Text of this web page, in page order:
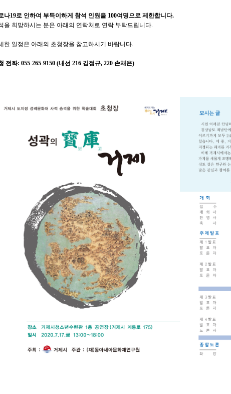
나19로 인하여 부득이하게 참석 인원을 100여명으로 제한합니다.
을 희망하시는 분은 아래의 연락처로 연락 부탁드립니다.
한 일정은 아래의 초청장을 참고하시기 바랍니다.
전화: 055-265-9150 (내선 216 김정규, 220 손채은)